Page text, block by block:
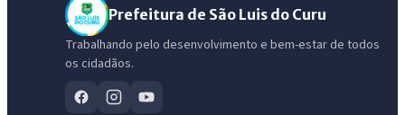
Prefeitura de São Luis do Curu
Trabalhando pelo desenvolvimento e bem-estar de todos
os cidadãos.